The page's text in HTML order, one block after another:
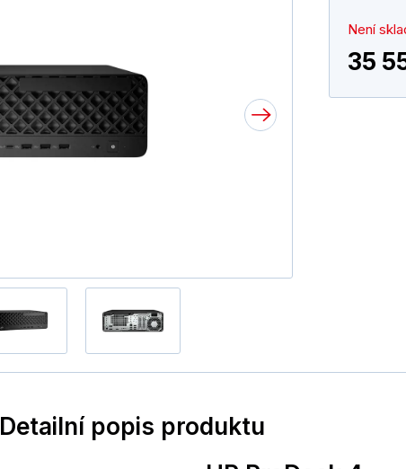
Není
35
Detailní popis produktu